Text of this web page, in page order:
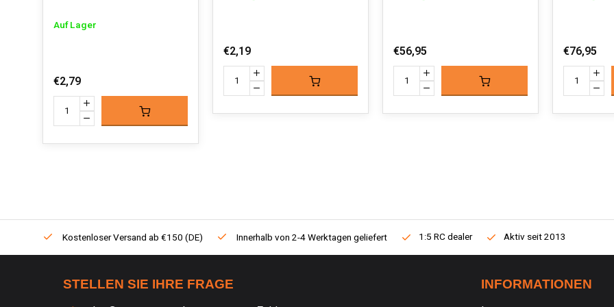
Auf Lager
€2,79
€2,19 €56,95 €76,95
Kostenloser Versand ab €150 (DE) Innerhalb von 2-4 Werktagen geliefert 1:5 RC dealer Aktiv seit 2013
STELLEN SIE IHRE FRAGE INFORMATIONEN